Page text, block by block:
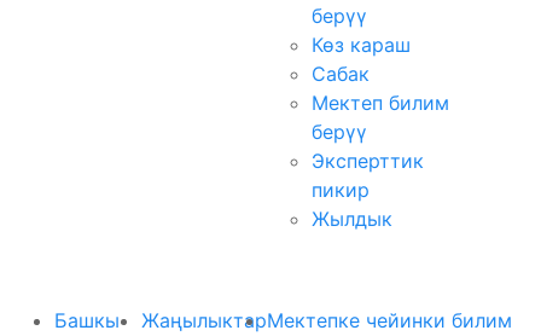
берүү
Көз караш
Сабак
Мектеп билим
берүү
Эксперттик
пикир
Жылдык
Башкы
ЖаңылыктарМектепке чейинки билим